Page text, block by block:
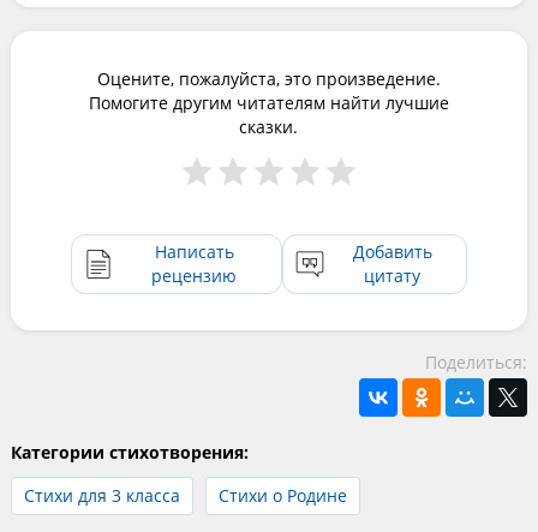
Оцените, пожалуйста, это произведение.
Помогите другим читателям найти лучшие
сказки.
Написать
рецензию
Добавить
цитату
Поделиться:
Категории стихотворения:
Стихи для 3 класса
Стихи о Родине